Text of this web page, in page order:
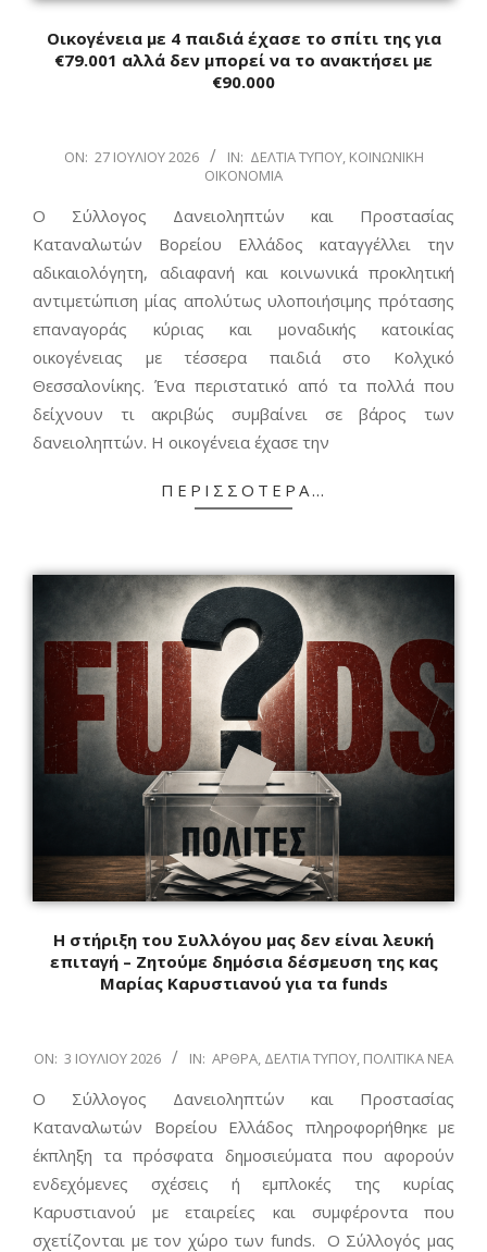
Οικογένεια με 4 παιδιά έχασε το σπίτι της για
€79.001 αλλά δεν μπορεί να το ανακτήσει με
€90.000
2026-
27
ON: 27 ΙΟΥΛΊΟΥ 2026 IN: ΔΕΛΤΊΑ ΤΎΠΟΥ, ΚΟΙΝΩΝΙΚΉ
ΟΙΚΟΝΟΜΊΑ
Ο Σύλλογος Δανειοληπτών και Προστασίας
Καταναλωτών Βορείου Ελλάδος καταγγέλλει την
αδικαιολόγητη, αδιαφανή και κοινωνικά προκλητική
αντιμετώπιση μίας απολύτως υλοποιήσιμης πρότασης
επαναγοράς κύριας και μοναδικής κατοικίας
οικογένειας με τέσσερα παιδιά στο Κολχικό
Θεσσαλονίκης. Ένα περιστατικό από τα πολλά που
δείχνουν τι ακριβώς συμβαίνει σε βάρος των
δανειοληπτών. Η οικογένεια έχασε την
ΠΕΡΙΣΣΌΤΕΡΑ…
Η στήριξη του Συλλόγου μας δεν είναι λευκή
επιταγή – Ζητούμε δημόσια δέσμευση της κας
Μαρίας Καρυστιανού για τα funds
2026-
ON: 3 ΙΟΥΛΊΟΥ 2026 IN: ΆΡΘΡΑ, ΔΕΛΤΊΑ ΤΎΠΟΥ, ΠΟΛΙΤΙΚΆ ΝΈΑ
Ο Σύλλογος Δανειοληπτών και Προστασίας
Καταναλωτών Βορείου Ελλάδος πληροφορήθηκε με
έκπληξη τα πρόσφατα δημοσιεύματα που αφορούν
ενδεχόμενες σχέσεις ή εμπλοκές της κυρίας
Καρυστιανού με εταιρείες και συμφέροντα που
σχετίζονται με τον χώρο των funds. Ο Σύλλογός μας